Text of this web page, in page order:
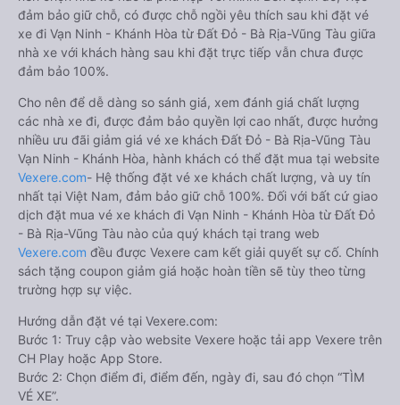
đảm bảo giữ chỗ, có được chỗ ngồi yêu thích sau khi đặt vé
xe đi Vạn Ninh - Khánh Hòa từ Đất Đỏ - Bà Rịa-Vũng Tàu giữa
nhà xe với khách hàng sau khi đặt trực tiếp vẫn chưa được
đảm bảo 100%.
Cho nên để dễ dàng so sánh giá, xem đánh giá chất lượng
các nhà xe đi, được đảm bảo quyền lợi cao nhất, được hưởng
nhiều ưu đãi giảm giá vé xe khách Đất Đỏ - Bà Rịa-Vũng Tàu
Vạn Ninh - Khánh Hòa, hành khách có thể đặt mua tại website
Vexere.com- Hệ thống đặt vé xe khách chất lượng, và uy tín
nhất tại Việt Nam, đảm bảo giữ chỗ 100%. Đối với bất cứ giao
dịch đặt mua vé xe khách đi Vạn Ninh - Khánh Hòa từ Đất Đỏ
- Bà Rịa-Vũng Tàu nào của quý khách tại trang web
Vexere.com đều được Vexere cam kết giải quyết sự cố. Chính
sách tặng coupon giảm giá hoặc hoàn tiền sẽ tùy theo từng
trường hợp sự việc.
Hướng dẫn đặt vé tại Vexere.com:
Bước 1: Truy cập vào website Vexere hoặc tải app Vexere trên
CH Play hoặc App Store.
Bước 2: Chọn điểm đi, điểm đến, ngày đi, sau đó chọn “TÌM
VÉ XE”.